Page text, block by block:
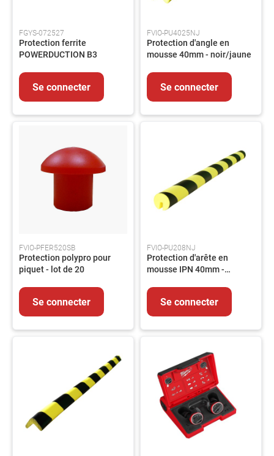
PEINTURES
ET
PRODUITS
CHIMIQUES
PRODUITS
PRODUITS
DE
NETTOYAGE
PIECES
DE
de
Flexibles
Vannes
de
Pompe
et
circuit
FGYS-072527
Protection ferrite
POWERDUCTION B3
Se connecter
FVIO-PU4025NJ
Protection d'angle en
mousse 40mm - noir/jaune
Se connecter
FVIO-PFER520SB
Protection polypro pour
piquet - lot de 20
Se connecter
FVIO-PU208NJ
Protection d'arête en
mousse IPN 40mm -
Se connecter